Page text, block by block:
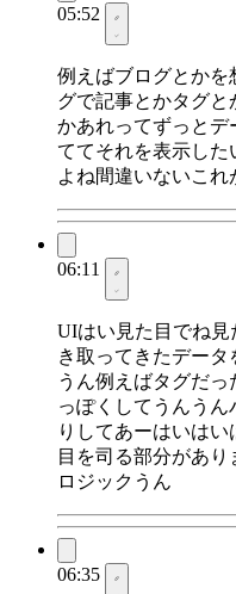
05:52
例えばブログとかを
グで記事とかタグ
かあれってずっとデ
ててそれを表示した
よね間違いないこ
06:11
UIはい見た目でね見
き取ってきたデー
うん例えばタグだ
っぽくしてうんう
りしてあーはいは
目を司る部分があ
ロジックうん
06:35